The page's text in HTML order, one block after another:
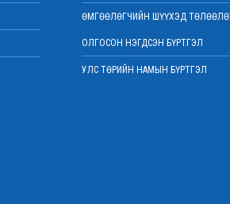
ӨМГӨӨЛӨГЧИЙН ШҮҮХЭД
ОЛГОСОН НЭГДСЭН БҮРТГЭЛ
УЛС ТӨРИЙН НАМЫН БҮРТГЭЛ